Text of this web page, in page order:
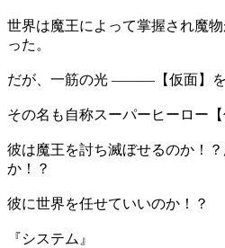
世界は魔王によって掌握され魔
った。
だが、一筋の光 ―――【仮面】
その名も自称スーパーヒーロー【
彼は魔王を討ち滅ぼせるのか！
か！？
彼に世界を任せていいのか！？
『システム』